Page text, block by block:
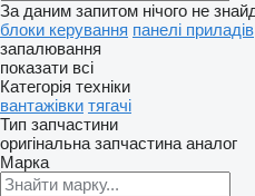
За даним запитом нічого не
блоки керування панелі приладів
запалювання
показати всі
Категорія техніки
вантажівки тягачі
Тип запчастини
оригінальна запчастина аналог
Марка